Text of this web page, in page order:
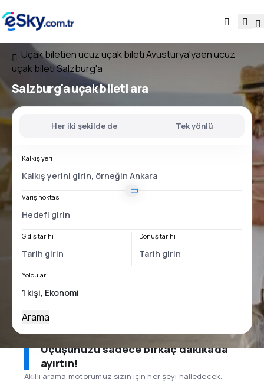
Uçak biletien ucuz uçak bileti Avusturya'yaen ucuz
uçak bileti Salzburg'a
Salzburg'a uçak bileti ara
Her iki şekilde de Tek yönlü
Kalkış yeri
Varış noktası
Gidiş tarihi Dönüş tarihi
Yolcular
Arama
Uçuşunuzu sadece birkaç dakikada
ayırtın!
Akıllı arama motorumuz sizin için her şeyi halledecek.